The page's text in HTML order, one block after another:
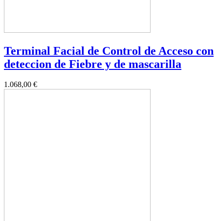
Terminal Facial de Control de Acceso con
deteccion de Fiebre y de mascarilla
1.068,00 €